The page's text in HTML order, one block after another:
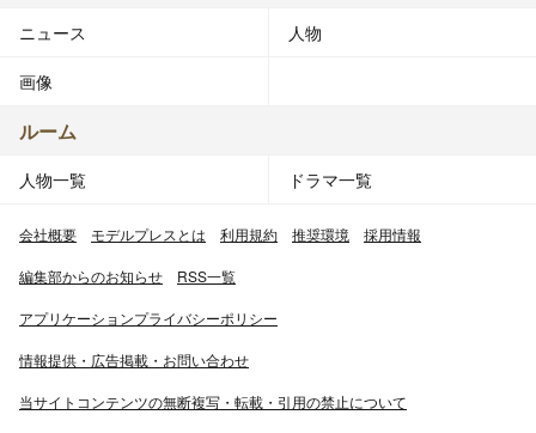
ニュース 人物
画像
ルーム
人物一覧 ドラマ一覧
会社概要 モデルプレスとは 利用規約 推奨環境 採用情報
編集部からのお知らせ RSS一覧
アプリケーションプライバシーポリシー
情報提供・広告掲載・お問い合わせ
当サイトコンテンツの無断複写・転載・引用の禁止について